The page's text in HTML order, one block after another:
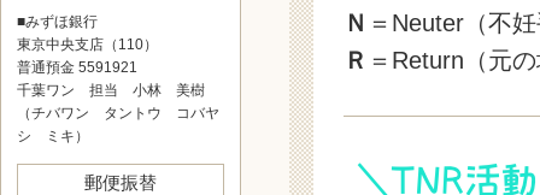
Ｎ ＝Neuter（不
Ｒ ＝Return（元
■みずほ銀行
東京中央支店（110）
普通預金 5591921
千葉ワン 担当 小林 美樹
（チバワン タントウ コバヤ
シ ミキ）
郵便振替